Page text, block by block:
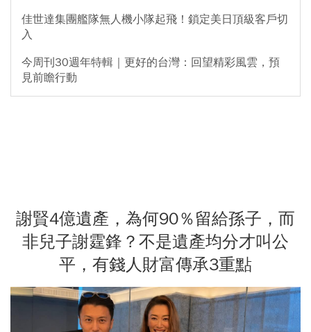
佳世達集團艦隊無人機小隊起飛！鎖定美日頂級客戶切
入
今周刊30週年特輯｜更好的台灣：回望精彩風雲，預
見前瞻行動
謝賢4億遺產，為何90％留給孫子，而
非兒子謝霆鋒？不是遺產均分才叫公
平，有錢人財富傳承3重點